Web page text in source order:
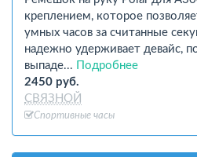
креплением, которое
умных часов за считанные
надежно удерживает девайс,
выпаде...
Подробнее
2450 руб.
СВЯЗНОЙ
Спортивные часы